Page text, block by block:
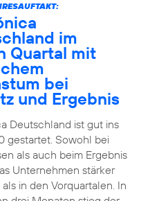
im
Quartal mit
bei
und Ergebnis
Deutschland ist gut ins
gestartet. Sowohl bei
als auch beim Ergebnis
Unternehmen stärker
in den Vorquartalen. In